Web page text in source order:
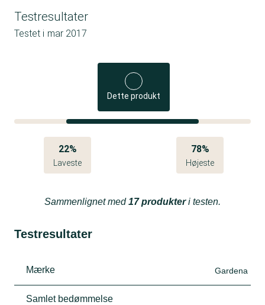
Testresultater
Testet i mar 2017
Dette produkt
22%
Laveste
78%
Højeste
Sammenlignet med17 produkteri testen.
Testresultater
Mærke Gardena
Samlet bedømmelse